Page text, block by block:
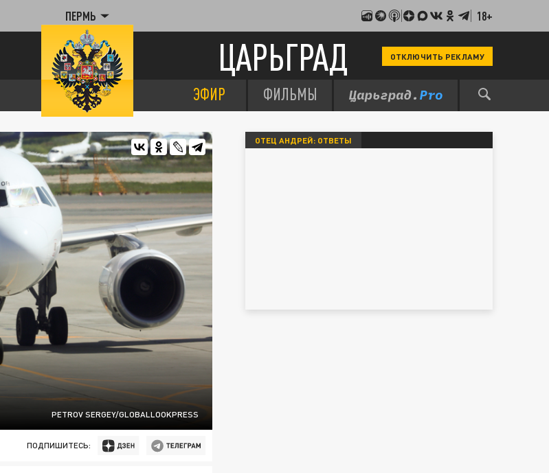
ПЕРМЬ 18+
ЦАРЬГРАД ОТКЛЮЧИТЬ РЕКЛАМУ
ЭФИР ФИЛЬМЫ
PETROV SERGEY/GLOBALLOOKPRESS
ПОДПИШИТЕСЬ:
ОТЕЦ АНДРЕЙ: ОТВЕТЫ